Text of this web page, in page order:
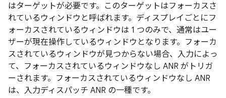
はターゲットが必要です。このターゲットはフォーカスさ
れているウィンドウ と呼ばれます。ディスプレイごとにフ
ォーカスされているウィンドウは 1 つのみで、通常はユー
ザーが現在操作しているウィンドウとなります。フォーカ
スされているウィンドウが見つからない場合、入力によっ
て、フォーカスされているウィンドウなし ANR がトリガ
ーされます。フォーカスされているウィンドウなし ANR
は、入力ディスパッチ ANR の一種です。